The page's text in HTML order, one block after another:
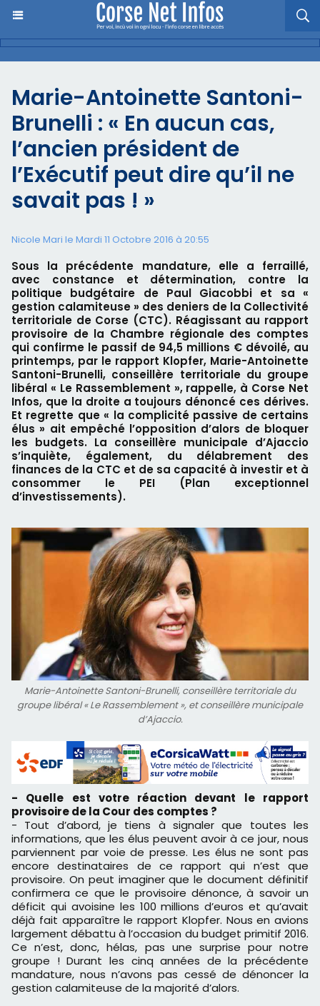
Marie-Antoinette Santoni-
Brunelli : « En aucun cas,
l’ancien président de
l’Exécutif peut dire qu’il ne
savait pas ! »
Nicole Mari le Mardi 11 Octobre 2016 à 20:55
Sous la précédente mandature, elle a ferraillé,
avec constance et détermination, contre la
politique budgétaire de Paul Giacobbi et sa «
gestion calamiteuse » des deniers de la Collectivité
territoriale de Corse (CTC). Réagissant au rapport
provisoire de la Chambre régionale des comptes
qui confirme le passif de 94,5 millions € dévoilé, au
printemps, par le rapport Klopfer, Marie-Antoinette
Santoni-Brunelli, conseillère territoriale du groupe
libéral « Le Rassemblement », rappelle, à Corse Net
Infos, que la droite a toujours dénoncé ces dérives.
Et regrette que « la complicité passive de certains
élus » ait empêché l’opposition d’alors de bloquer
les budgets. La conseillère municipale d’Ajaccio
s’inquiète, également, du délabrement des
finances de la CTC et de sa capacité à investir et à
consommer le PEI (Plan exceptionnel
d’investissements).
Marie-Antoinette Santoni-Brunelli, conseillère territoriale du
groupe libéral « Le Rassemblement », et conseillère municipale
d’Ajaccio.
- Quelle est votre réaction devant le rapport
provisoire de la Cour des comptes ?
- Tout d’abord, je tiens à signaler que toutes les
informations, que les élus peuvent avoir à ce jour, nous
parviennent par voie de presse. Les élus ne sont pas
encore destinataires de ce rapport qui n’est que
provisoire. On peut imaginer que le document définitif
confirmera ce que le provisoire dénonce, à savoir un
déficit qui avoisine les 100 millions d’euros et qu’avait
déjà fait apparaître le rapport Klopfer. Nous en avions
largement débattu à l’occasion du budget primitif 2016.
Ce n’est, donc, hélas, pas une surprise pour notre
groupe ! Durant les cinq années de la précédente
mandature, nous n’avons pas cessé de dénoncer la
gestion calamiteuse de la majorité d’alors.